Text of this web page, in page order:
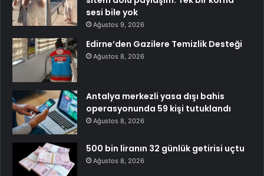
sesi bile yok
Ağustos 9, 2026
Edirne’den Gazilere Temizlik Desteği
Ağustos 8, 2026
Antalya merkezli yasa dışı bahis
operasyonunda 59 kişi tutuklandı
Ağustos 8, 2026
500 bin liranın 32 günlük getirisi uçtu
Ağustos 8, 2026